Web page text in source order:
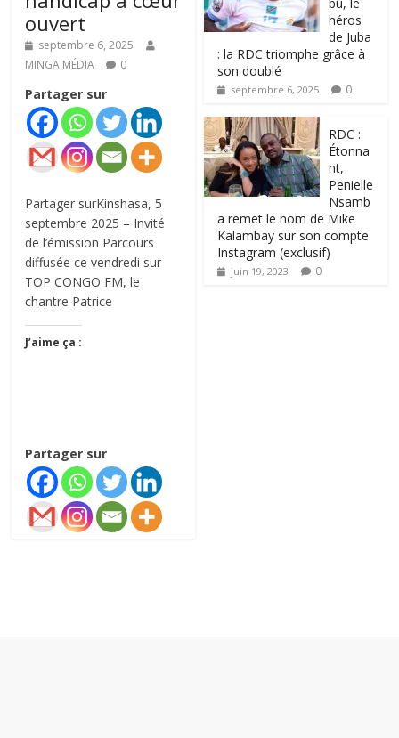
ouvert
septembre 6, 2025
MINGA MÉDIA
0
Partager sur
Partager surKinshasa, 5
septembre 2025 – Invité
de l’émission Parcours
diffusée ce vendredi sur
TOP CONGO FM, le
chantre Patrice
J’aime ça :
Partager sur
héros
de Juba
: la RDC triomphe grâce à
son doublé
septembre 6, 2025 0
RDC :
Étonna
nt,
Penielle
Nsamb
a remet le nom de Mike
Kalambay sur son compte
Instagram (exclusif)
juin 19, 2023 0